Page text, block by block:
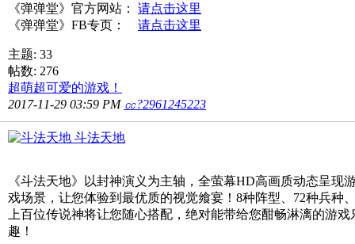
《弹弹堂》官方网站： 请点击这里
《弹弹堂》FB专页： 请点击这里
主题: 33
帖数: 276
超萌超可爱的游戏！
2017-11-29 03:59 PM ㏄?2961245223
斗法天地
《斗法天地》以封神演义为主轴，全萤幕HD高画质动态呈现
戏场景，让您体验到最优质的视觉飨宴！8种阵型、72种兵种
上百位传说神将让您随心搭配，绝对能带给您酣畅淋漓的游戏
趣！